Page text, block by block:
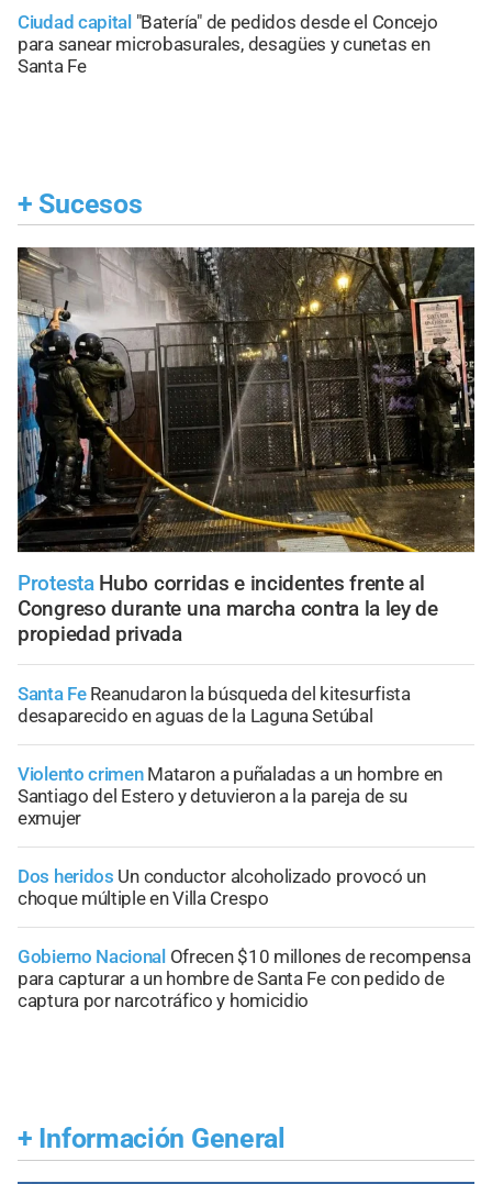
Ciudad capital "Batería" de pedidos desde el Concejo
para sanear microbasurales, desagües y cunetas en
Santa Fe
+ Sucesos
Protesta Hubo corridas e incidentes frente al
Congreso durante una marcha contra la ley de
propiedad privada
Santa Fe Reanudaron la búsqueda del kitesurfista
desaparecido en aguas de la Laguna Setúbal
Violento crimen Mataron a puñaladas a un hombre en
Santiago del Estero y detuvieron a la pareja de su
exmujer
Dos heridos Un conductor alcoholizado provocó un
choque múltiple en Villa Crespo
Gobierno Nacional Ofrecen $10 millones de recompensa
para capturar a un hombre de Santa Fe con pedido de
captura por narcotráfico y homicidio
+ Información General